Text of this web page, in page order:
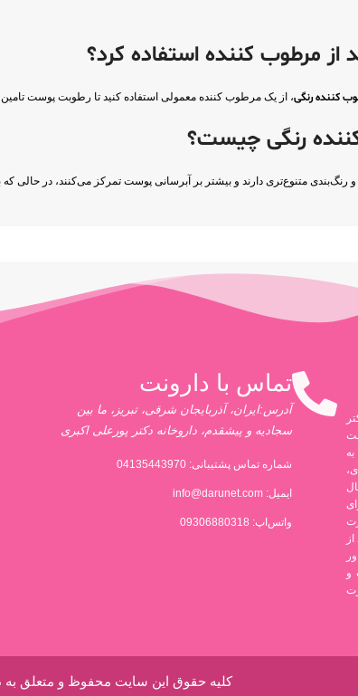
کننده رنگی، از یک مرطوب کننده معمولی استفاده کنید تا رطوبت پوست
متنوع‌تری دارند و بیشتر بر آبرسانی پوست تمرکز می‌کنند، در
و
تماس با دارونت
آدرس:ایران، آذربایجان شرقی، تبریز، ما بین
سجادیه و پیشقدم، داروخانه دکتر پورعلی اکبری
شماره تماس پشتیبانی:04135443970
ایمیل:info@darunet.com
واتس‌اپ: 09306880318
کلیه حقوق این سایت محفوظ و متعلق به